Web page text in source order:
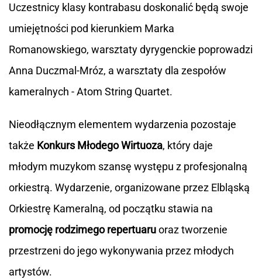
Uczestnicy klasy kontrabasu doskonalić będą swoje
umiejętności pod kierunkiem Marka
Romanowskiego, warsztaty dyrygenckie poprowadzi
Anna Duczmal-Mróz, a warsztaty dla zespołów
kameralnych - Atom String Quartet.
Nieodłącznym elementem wydarzenia pozostaje
także Konkurs Młodego Wirtuoza, który daje
młodym muzykom szansę występu z profesjonalną
orkiestrą. Wydarzenie, organizowane przez Elbląską
Orkiestrę Kameralną, od początku stawia na
promocję rodzimego repertuaruoraz tworzenie
przestrzeni do jego wykonywania przez młodych
artystów.